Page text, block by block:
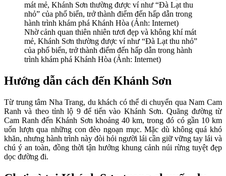
Nhờ cảnh quan thiên nhiên tươi đẹp và không khí mát
mẻ, Khánh Sơn thường được ví như “Đà Lạt thu nhỏ”
của phố biển, trở thành điểm đến hấp dẫn trong hành
trình khám phá Khánh Hòa (Ảnh: Internet)
Hướng dẫn cách đến Khánh Sơn
Từ trung tâm Nha Trang, du khách có thể di chuyển qua Nam Cam
Ranh và theo tỉnh lộ 9 để tiến vào Khánh Sơn. Quãng đường từ
Cam Ranh đến Khánh Sơn khoảng 40 km, trong đó có gần 10 km
uốn lượn qua những con đèo ngoạn mục. Mặc dù không quá khó
khăn, nhưng hành trình này đòi hỏi người lái cần giữ vững tay lái và
chú ý an toàn, đồng thời tận hưởng khung cảnh núi rừng tuyệt đẹp
dọc đường đi.